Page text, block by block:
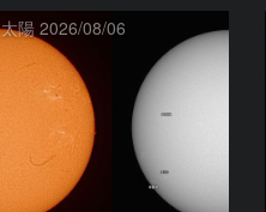
太陽 2026/08/06